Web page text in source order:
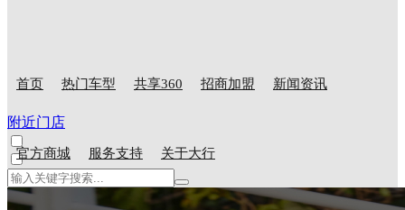
首页 热门车型 共享360 招商加盟 新闻资讯
官方商城 服务支持 关于大行
附近门店